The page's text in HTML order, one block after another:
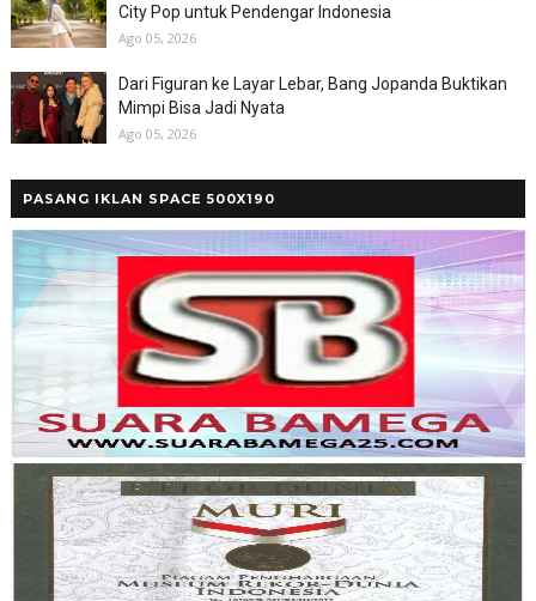
City Pop untuk Pendengar Indonesia
Ago 05, 2026
Dari Figuran ke Layar Lebar, Bang Jopanda Buktikan
Mimpi Bisa Jadi Nyata
Ago 05, 2026
PASANG IKLAN SPACE 500X190